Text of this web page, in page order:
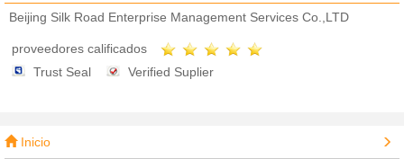
Beijing Silk Road Enterprise Management Services Co.,LTD
proveedores calificados
Trust Seal
Verified Suplier
Inicio